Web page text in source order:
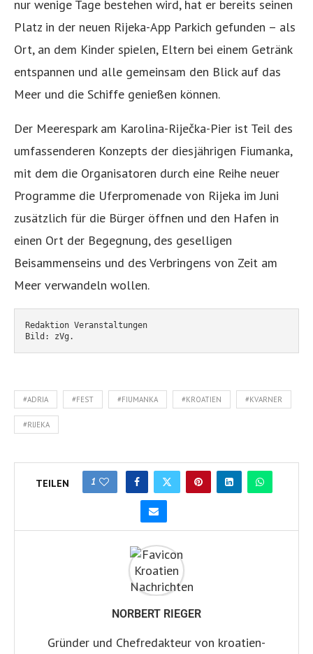
nur wenige Tage bestehen wird, hat er bereits seinen
Platz in der neuen Rijeka-App Parkich gefunden – als
Ort, an dem Kinder spielen, Eltern bei einem Getränk
entspannen und alle gemeinsam den Blick auf das
Meer und die Schiffe genießen können.
Der Meerespark am Karolina-Riječka-Pier ist Teil des
umfassenderen Konzepts der diesjährigen Fiumanka,
mit dem die Organisatoren durch eine Reihe neuer
Programme die Uferpromenade von Rijeka im Juni
zusätzlich für die Bürger öffnen und den Hafen in
einen Ort der Begegnung, des geselligen
Beisammenseins und des Verbringens von Zeit am
Meer verwandeln wollen.
Redaktion Veranstaltungen
Bild: zVg.
#ADRIA #FEST #FIUMANKA #KROATIEN #KVARNER
#RIJEKA
TEILEN 1
NORBERT RIEGER
Gründer und Chefredakteur von kroatien-